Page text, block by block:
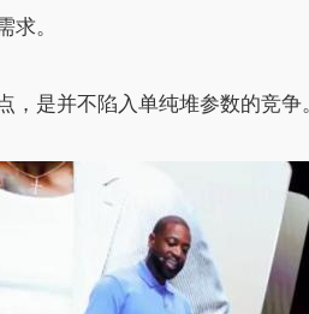
求。
，是并不陷入单纯堆参数的竞争